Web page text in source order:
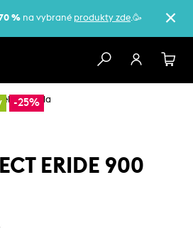
% na vybrané produkty zde.🥳
-25%
elektrokola
ERIDE 900